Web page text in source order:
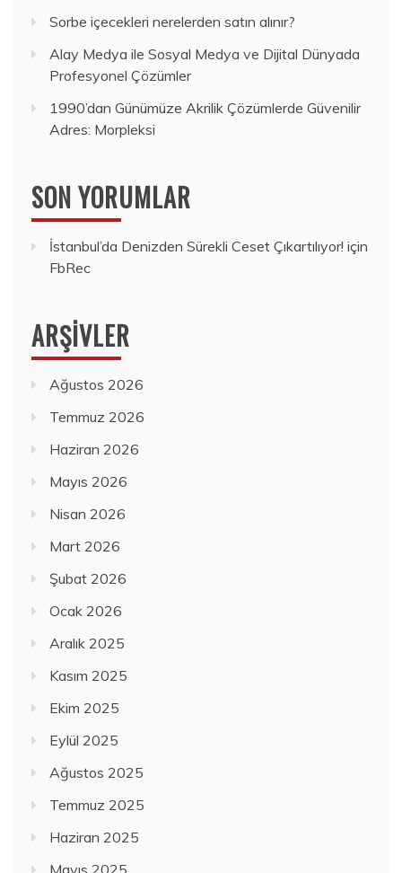
Sorbe içecekleri nerelerden satın alınır?
Alay Medya ile Sosyal Medya ve Dijital Dünyada
Profesyonel Çözümler
1990’dan Günümüze Akrilik Çözümlerde Güvenilir
Adres: Morpleksi
SON YORUMLAR
İstanbul’da Denizden Sürekli Ceset Çıkartılıyor! için
FbRec
ARŞIVLER
Ağustos 2026
Temmuz 2026
Haziran 2026
Mayıs 2026
Nisan 2026
Mart 2026
Şubat 2026
Ocak 2026
Aralık 2025
Kasım 2025
Ekim 2025
Eylül 2025
Ağustos 2025
Temmuz 2025
Haziran 2025
Mayıs 2025